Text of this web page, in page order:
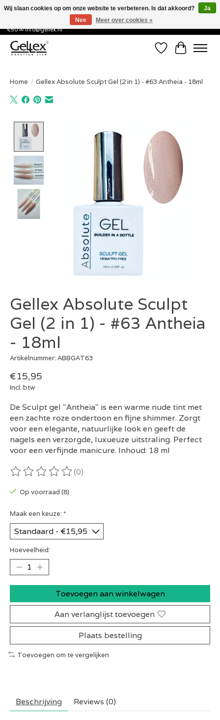
✅ Voor 15:00 besteld, de volgende werkdag in huis! ✅ Gratis verzenden vanaf
€50 ✉info@gellex.nl
Verlanglijst
Home / Gellex Absolute Sculpt Gel (2 in 1) - #63 Antheia - 18ml
Gellex Absolute Sculpt
Gel (2 in 1) - #63 Antheia
- 18ml
Artikelnummer: ABBGAT63
€15,95
Incl. btw
De Sculpt gel "Antheia" is een warme nude tint met
een zachte roze ondertoon en fijne shimmer. Zorgt
voor een elegante, natuurlijke look en geeft de
nagels een verzorgde, luxueuze uitstraling. Perfect
voor een verfijnde manicure. Inhoud: 18 ml
De beoordeling van dit product is
(0)
Op voorraad (8)
Maak een keuze: *
Hoeveelheid:
Toevoegen aan winkelwagen
Aan verlanglijst toevoegen
Plaats bestelling
Toevoegen om te vergelijken
Beschrijving Reviews (0)
Wij slaan cookies op om onze website te verbeteren. Is dat akkoord?
Ja
Nee
Meer over cookies »